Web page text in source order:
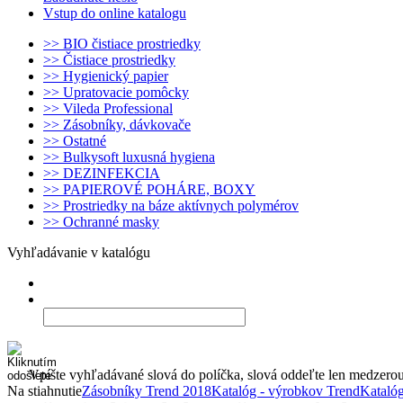
Vstup do online katalogu
>> BIO čistiace prostriedky
>> Čistiace prostriedky
>> Hygienický papier
>> Upratovacie pomôcky
>> Vileda Professional
>> Zásobníky, dávkovače
>> Ostatné
>> Bulkysoft luxusná hygiena
>> DEZINFEKCIA
>> PAPIEROVÉ POHÁRE, BOXY
>> Prostriedky na báze aktívnych polymérov
>> Ochranné masky
Vyhľadávanie v katalógu
Vpíšte vyhľadávané slová do políčka, slová oddeľte len medzerou
Na stiahnutieZásobníky Trend 2018Katalóg - výrobkov Trend